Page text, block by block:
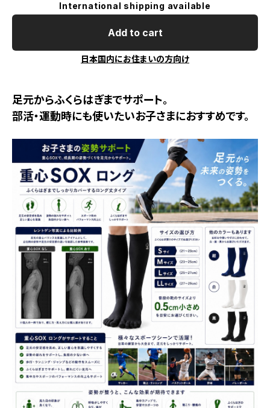
International shipping available
Add to cart
日本国内にお住まいの方向け
足元からふくらはぎまでサポート。
部活・運動時にも使いたいお子さまにおすすめです。